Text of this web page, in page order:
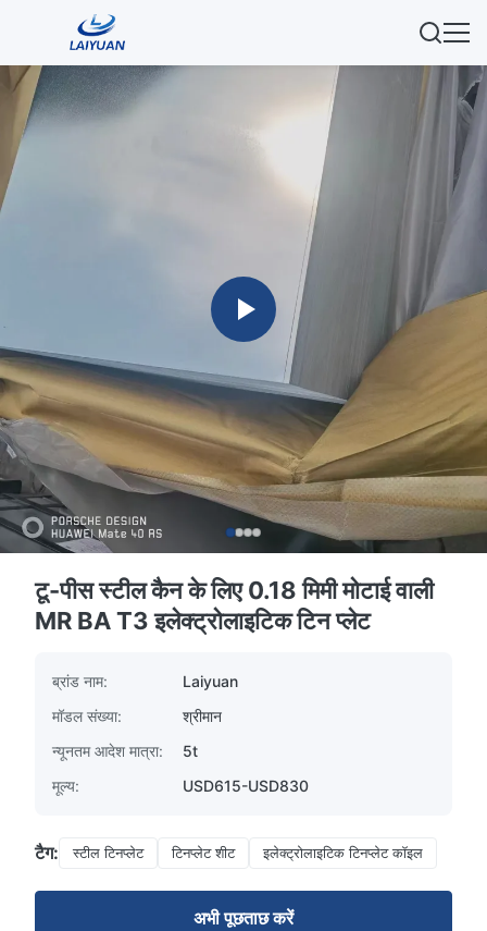
टू-पीस स्टील कैन के लिए 0.18 मिमी मोटाई वाली
MR BA T3 इलेक्ट्रोलाइटिक टिन प्लेट
ब्रांड नाम:
Laiyuan
मॉडल संख्या:
श्रीमान
न्यूनतम आदेश मात्रा:
5t
मूल्य:
USD615-USD830
टैग: स्टील टिनप्लेट टिनप्लेट शीट इलेक्ट्रोलाइटिक टिनप्लेट कॉइल
अभी पूछताछ करें